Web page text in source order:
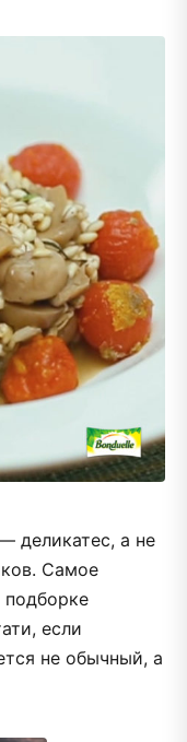
деликатес, а не
Самое
если
не обычный, а